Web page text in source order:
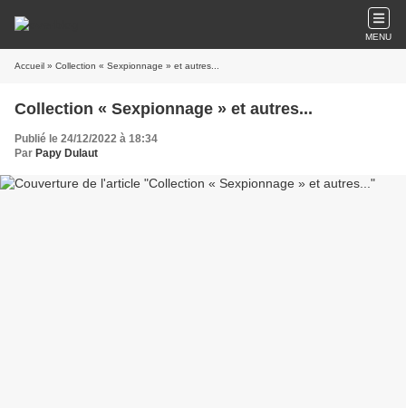
MENU
Accueil » Collection « Sexpionnage » et autres...
Collection « Sexpionnage » et autres...
Publié le 24/12/2022 à 18:34
Par Papy Dulaut